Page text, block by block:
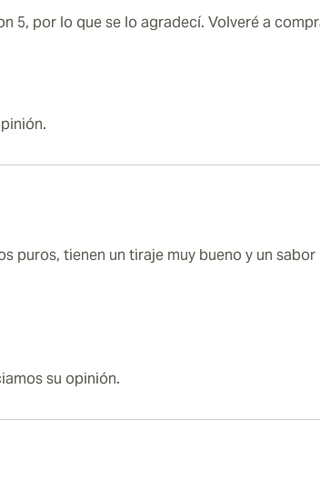
5, por lo que se lo agradecí. Volveré a
puros, tienen un tiraje muy bueno y un
su opinión.